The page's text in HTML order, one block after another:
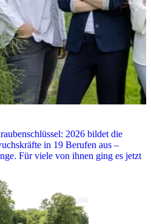
2026 bildet die
in 19 Berufen aus –
Für viele von ihnen ging es jetzt